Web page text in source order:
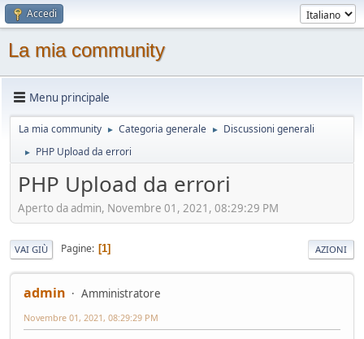
Accedi
La mia community
Menu principale
La mia community ► Categoria generale ► Discussioni generali
► PHP Upload da errori
PHP Upload da errori
Aperto da admin, Novembre 01, 2021, 08:29:29 PM
VAI GIÙ Pagine 1 AZIONI
admin Amministratore
Novembre 01, 2021, 08:29:29 PM